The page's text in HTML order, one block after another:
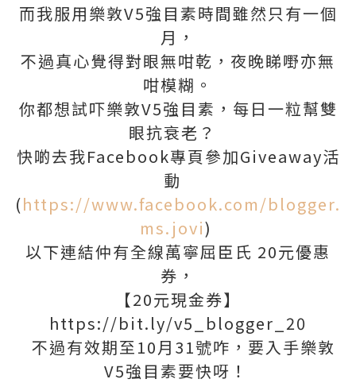
而我服用樂敦V5強目素時間雖然只有一個
月，
不過真心覺得對眼無咁乾，夜晚睇嘢亦無
咁模糊。
你都想試吓樂敦V5強目素，每日一粒幫雙
眼抗衰老？
快啲去我Facebook專頁參加Giveaway活
動
(https://www.facebook.com/blogger.
ms.jovi)
以下連結仲有全線萬寧屈臣氏 20元優惠
券，
【20元現金券】
https://bit.ly/v5_blogger_20
不過有效期至10月31號咋，要入手樂敦
V5強目素要快呀！